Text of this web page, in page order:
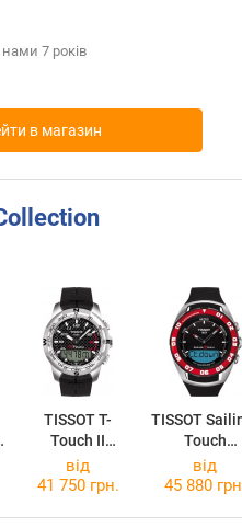
7 років
в магазин
TISSOT T-
Touch II
Titanium
T047.420.47.2
TISSOT
Touch
51.00
від
41 750 грн.
від
45 880